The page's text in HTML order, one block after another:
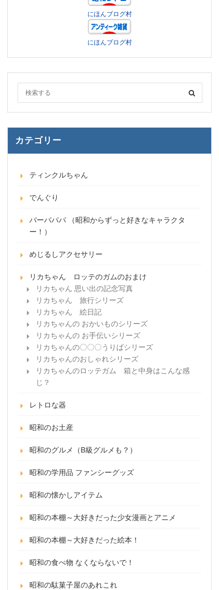
にほんブログ村
にほんブログ村
カテゴリー
ティンクルちゃん
でんぐり
バーバパパ （昭和からずっと好きなキャラクタ
ー！）
めじるしアクセサリー
リカちゃん ロッテのガムのおまけ
リカちゃん 思い出の記念写真
リカちゃん 旅行シリーズ
リカちゃん 絵日記
リカちゃんの おかいものシリーズ
リカちゃんの お手伝いシリーズ
リカちゃんの〇〇〇うりばシリーズ
リカちゃんのおしゃれシリーズ
リカちゃんのロッテガム 箱と中身はこんな感
じ？
レトロな器
昭和のお土産
昭和のグルメ（B級グルメも？）
昭和の学用品 ファンシーグッズ
昭和の懐かしアイテム
昭和の本棚～大好きだった少女漫画とアニメ
昭和の本棚～大好きだった絵本！
昭和の食べ物 なくならないで！
昭和の駄菓子屋のあれこれ